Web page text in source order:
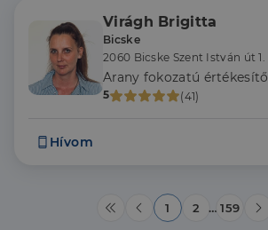
Virágh Brigitta
Bicske
2060 Bicske Szent István út 1.
Arany fokozatú értékesítő
5 (41)
Hívom
1 2 … 159